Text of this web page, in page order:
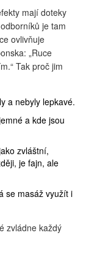
mají doteky
je tam
ovlivňuje
„Ruce
Tak proč jim
a nebyly lepkavé.
a kde jsou
zvláštní,
je fajn, ale
se masáž využít i
zvládne každý